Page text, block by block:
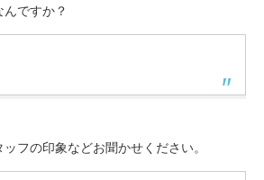
ですか？
フの印象などお聞かせください。